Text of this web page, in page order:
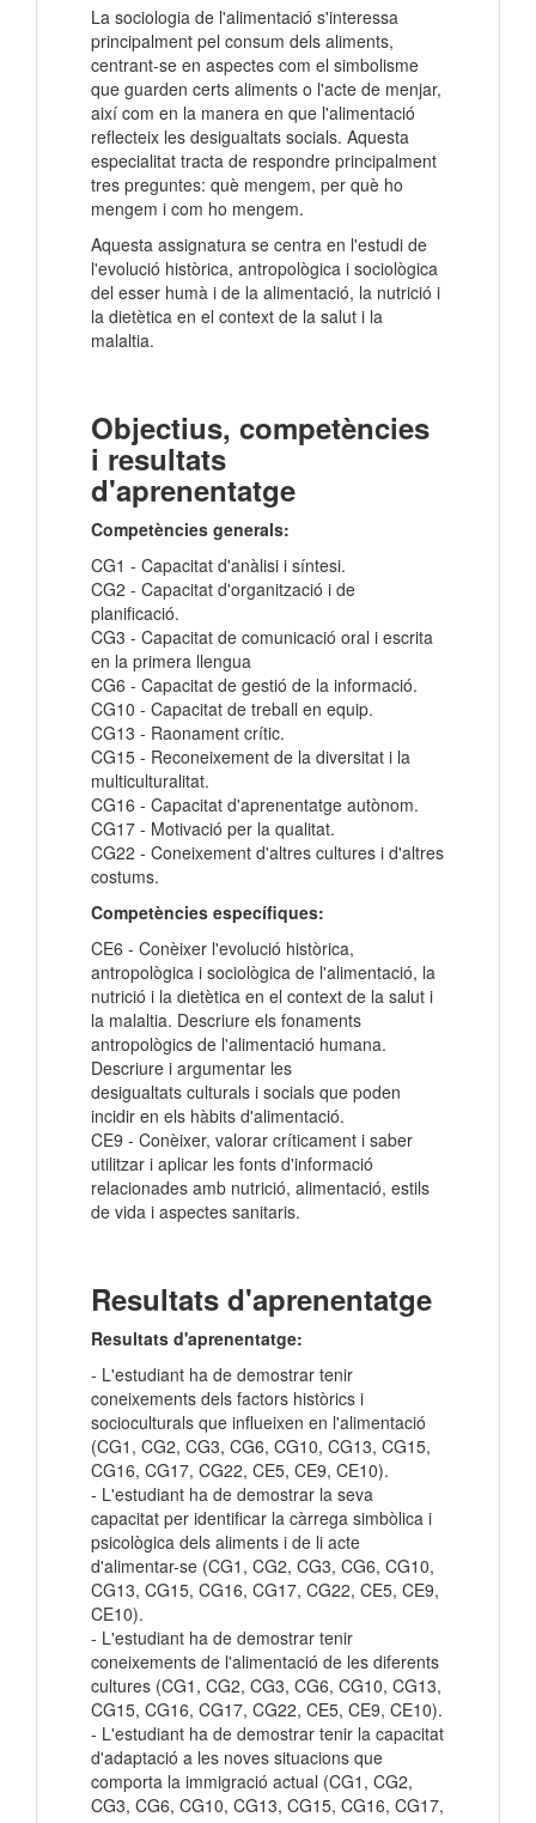
La sociologia de l'alimentació s'interessa
principalment pel consum dels aliments,
centrant-se en aspectes com el simbolisme
que guarden certs aliments o l'acte de menjar,
així com en la manera en que l'alimentació
reflecteix les desigualtats socials. Aquesta
especialitat tracta de respondre principalment
tres preguntes: què mengem, per què ho
mengem i com ho mengem.
Aquesta assignatura se centra en l'estudi de
l'evolució històrica, antropològica i sociològica
del esser humà i de la alimentació, la nutrició i
la dietètica en el context de la salut i la
malaltia.
Objectius, competències
i resultats
d'aprenentatge
Competències generals:
CG1 - Capacitat d'anàlisi i síntesi.
CG2 - Capacitat d'organització i de
planificació.
CG3 - Capacitat de comunicació oral i escrita
en la primera llengua
CG6 - Capacitat de gestió de la informació.
CG10 - Capacitat de treball en equip.
CG13 - Raonament crític.
CG15 - Reconeixement de la diversitat i la
multiculturalitat.
CG16 - Capacitat d'aprenentatge autònom.
CG17 - Motivació per la qualitat.
CG22 - Coneixement d'altres cultures i d'altres
costums.
Competències específiques:
CE6 - Conèixer l'evolució històrica,
antropològica i sociològica de l'alimentació, la
nutrició i la dietètica en el context de la salut i
la malaltia. Descriure els fonaments
antropològics de l'alimentació humana.
Descriure i argumentar les
desigualtats culturals i socials que poden
incidir en els hàbits d'alimentació.
CE9 - Conèixer, valorar críticament i saber
utilitzar i aplicar les fonts d'informació
relacionades amb nutrició, alimentació, estils
de vida i aspectes sanitaris.
Resultats d'aprenentatge
Resultats d'aprenentatge:
- L'estudiant ha de demostrar tenir
coneixements dels factors històrics i
socioculturals que influeixen en l'alimentació
(CG1, CG2, CG3, CG6, CG10, CG13, CG15,
CG16, CG17, CG22, CE5, CE9, CE10).
- L'estudiant ha de demostrar la seva
capacitat per identificar la càrrega simbòlica i
psicològica dels aliments i de li acte
d'alimentar-se (CG1, CG2, CG3, CG6, CG10,
CG13, CG15, CG16, CG17, CG22, CE5, CE9,
CE10).
- L'estudiant ha de demostrar tenir
coneixements de l'alimentació de les diferents
cultures (CG1, CG2, CG3, CG6, CG10, CG13,
CG15, CG16, CG17, CG22, CE5, CE9, CE10).
- L'estudiant ha de demostrar tenir la capacitat
d'adaptació a les noves situacions que
comporta la immigració actual (CG1, CG2,
CG3, CG6, CG10, CG13, CG15, CG16, CG17,